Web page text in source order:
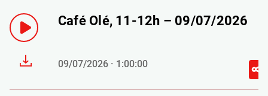
Café Olé, 11-12h – 09/07/2026
09/07/2026 · 1:00:00